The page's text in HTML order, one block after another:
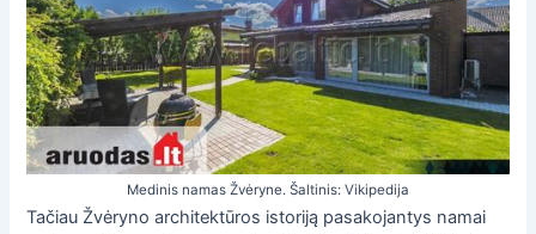
Medinis namas Žvėryne. Šaltinis: Vikipedija
Tačiau Žvėryno architektūros istoriją pasakojantys namai